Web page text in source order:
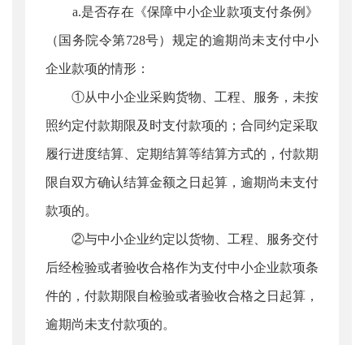
a.是否存在《保障中小企业款项支付条例》
（国务院令第728号）规定的逾期尚未支付中小
企业款项的情形：
①从中小企业采购货物、工程、服务，未按
照约定付款期限及时支付款项的；合同约定采取
履行进度结算、定期结算等结算方式的，付款期
限自双方确认结算金额之日起算，逾期尚未支付
款项的。
②与中小企业约定以货物、工程、服务交付
后经检验或者验收合格作为支付中小企业款项条
件的，付款期限自检验或者验收合格之日起算，
逾期尚未支付款项的。